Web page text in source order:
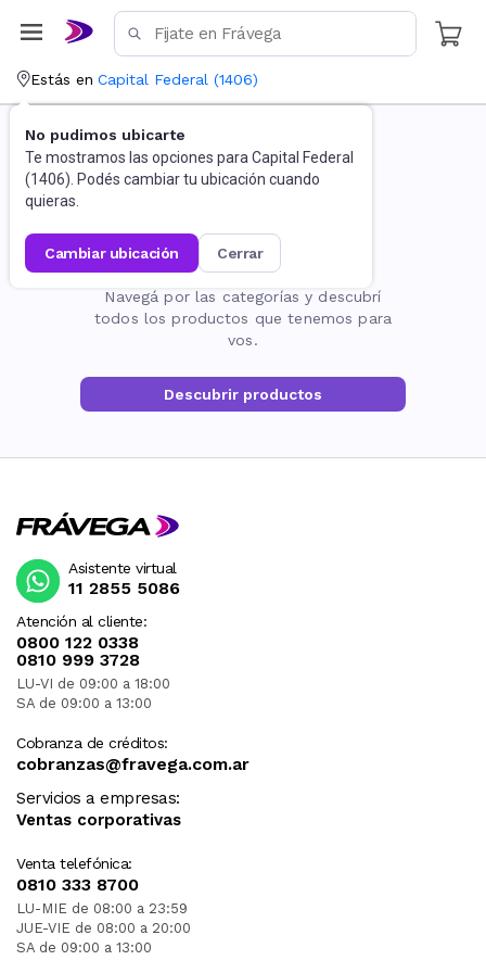
Estás en Capital Federal (1406)
No pudimos ubicarte
Te mostramos las opciones para Capital Federal
(1406). Podés cambiar tu ubicación cuando
quieras.
cambiar ubicación cerrar
La página no existe
Navegá por las categorías y descubrí
todos los productos que tenemos para
vos.
Descubrir productos
Atención al cliente:
0800 122 0338
0810 999 3728
LU-VI de 09:00 a 18:00
SA de 09:00 a 13:00
Cobranza de créditos:
cobranzas@fravega.com.ar
Servicios a empresas:
Ventas corporativas
Venta telefónica:
0810 333 8700
LU-MIE de 08:00 a 23:59
JUE-VIE de 08:00 a 20:00
SA de 09:00 a 13:00
Asistente virtual
11 2855 5086